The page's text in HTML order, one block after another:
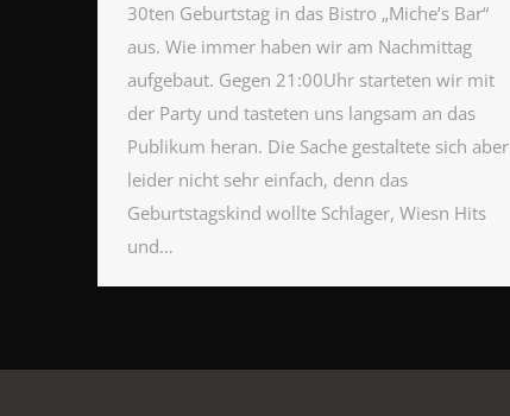
30ten Geburtstag in das Bistro „Miche’s Bar“
aus. Wie immer haben wir am Nachmittag
aufgebaut. Gegen 21:00Uhr starteten wir mit
der Party und tasteten uns langsam an das
Publikum heran. Die Sache gestaltete sich aber
leider nicht sehr einfach, denn das
Geburtstagskind wollte Schlager, Wiesn Hits
und…